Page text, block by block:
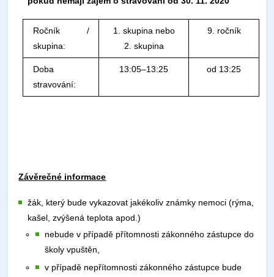
Ročník /
skupina:
1. skupina nebo
2. skupina
9. ročník
Doba
stravování:
13:05–13:25 od 13:25
Závěrečné informace
žák, který bude vykazovat jakékoliv známky nemoci (rýma,
kašel, zvýšená teplota apod.)
nebude v případě přítomnosti zákonného zástupce do
školy vpuštěn,
v případě nepřítomnosti zákonného zástupce bude